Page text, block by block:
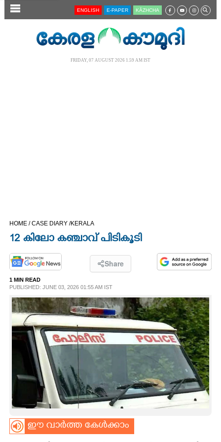
SECTIONS
OPINION
PHOTOS
LIFESTYLE
SPIRITUAL
ASTRO
ENGLISH E-PAPER KĀZHCHA
FRIDAY, 07 AUGUST 2026 1.59 AM IST
HOME /CASE DIARY /KERALA
12 കിലോ കഞ്ചാവ് പിടികൂടി
Share
1 MIN READ
PUBLISHED: JUNE 03, 2026 01:55 AM IST
ഈ വാർത്ത കേൾക്കാം